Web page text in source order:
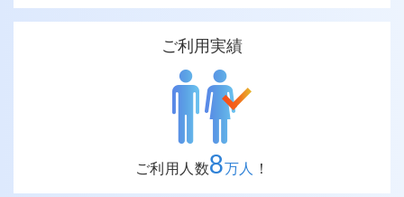
ご利用実績
ご利用人数8万人 ！